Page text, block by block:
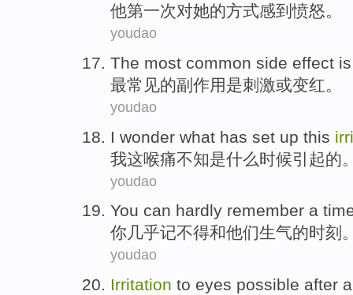
他第一次对她的方式感到愤怒。
youdao
The most common side effect is
最常见的副作用是刺激或变红。
youdao
I wonder what has set up this
我这喉痛不知是什么时候引起的
youdao
You can hardly remember a
你几乎记不得和他们生气的时刻
youdao
Irritation to eyes possible after